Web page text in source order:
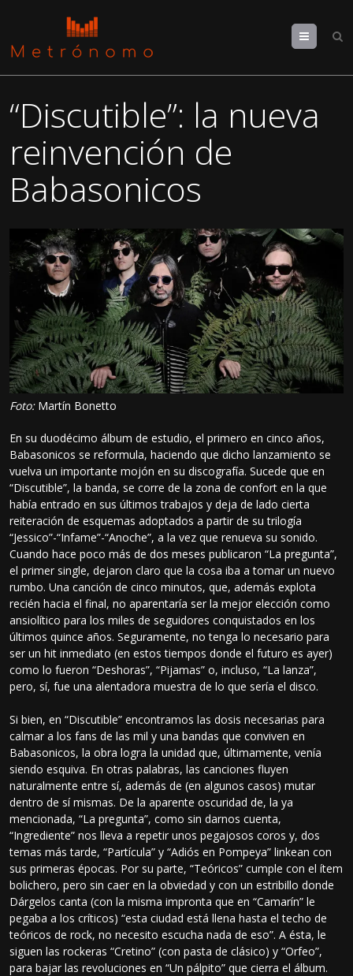
Menu
“Discutible”: la nueva
reinvención de
Babasonicos
Foto:Martín Bonetto
En su duodécimo álbum de estudio, el primero en cinco años,
Babasonicos se reformula, haciendo que dicho lanzamiento se
vuelva un importante mojón en su discografía. Sucede que en
“Discutible”, la banda, se corre de la zona de confort en la que
había entrado en sus últimos trabajos y deja de lado cierta
reiteración de esquemas adoptados a partir de su trilogía
“Jessico”-“Infame”-“Anoche”, a la vez que renueva su sonido.
Cuando hace poco más de dos meses publicaron “La pregunta”,
el primer single, dejaron claro que la cosa iba a tomar un nuevo
rumbo. Una canción de cinco minutos, que, además explota
recién hacia el final, no aparentaría ser la mejor elección como
ansiolítico para los miles de seguidores conquistados en los
últimos quince años. Seguramente, no tenga lo necesario para
ser un hit inmediato (en estos tiempos donde el futuro es ayer)
como lo fueron “Deshoras”, “Pijamas” o, incluso, “La lanza”,
pero, sí, fue una alentadora muestra de lo que sería el disco.
Si bien, en “Discutible” encontramos las dosis necesarias para
calmar a los fans de las mil y una bandas que conviven en
Babasonicos, la obra logra la unidad que, últimamente, venía
siendo esquiva. En otras palabras, las canciones fluyen
naturalmente entre sí, además de (en algunos casos) mutar
dentro de sí mismas. De la aparente oscuridad de, la ya
mencionada, “La pregunta”, como sin darnos cuenta,
“Ingrediente” nos lleva a repetir unos pegajosos coros y, dos
temas más tarde, “Partícula” y “Adiós en Pompeya” linkean con
sus primeras épocas. Por su parte, “Teóricos” cumple con el ítem
bolichero, pero sin caer en la obviedad y con un estribillo donde
Dárgelos canta (con la misma impronta que en “Camarín” le
pegaba a los críticos) “esta ciudad está llena hasta el techo de
teóricos de rock, no necesito escucha nada de eso”. A ésta, le
siguen las rockeras “Cretino” (con pasta de clásico) y “Orfeo”,
para bajar las revoluciones en “Un pálpito” que cierra el álbum.